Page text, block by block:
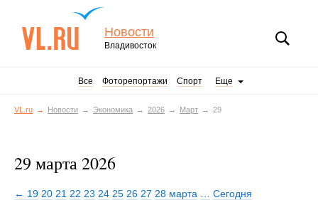
Новости
Владивосток
Все Фоторепортажи Спорт Еще
VL.ru Новости Экономика 2026 Март 29
29 марта 2026
← 19 20 21 22 23 24 25 26 27 28 марта Сегодня